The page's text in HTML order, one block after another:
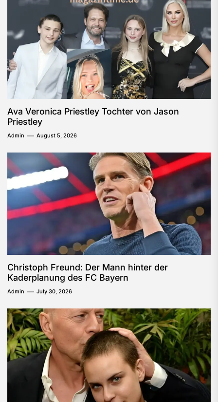
Ava Veronica Priestley Tochter von Jason
Priestley
Admin August 5, 2026
Christoph Freund: Der Mann hinter der
Kaderplanung des FC Bayern
Admin July 30, 2026